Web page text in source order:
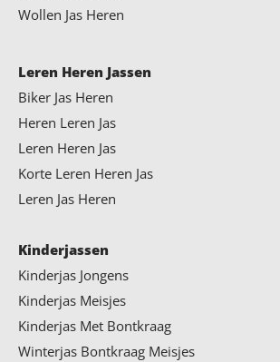
Wollen Jas Heren
Leren Heren Jassen
Biker Jas Heren
Heren Leren Jas
Leren Heren Jas
Korte Leren Heren Jas
Leren Jas Heren
Kinderjassen
Kinderjas Jongens
Kinderjas Meisjes
Kinderjas Met Bontkraag
Winterjas Bontkraag Meisjes